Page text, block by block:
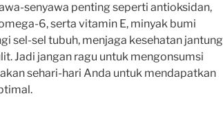
senyawa penting seperti antioksidan,
6, serta vitamin E, minyak bumi
sel-sel tubuh, menjaga kesehatan jantung
Jadi jangan ragu untuk mengonsumsi
sehari-hari Anda untuk mendapatkan